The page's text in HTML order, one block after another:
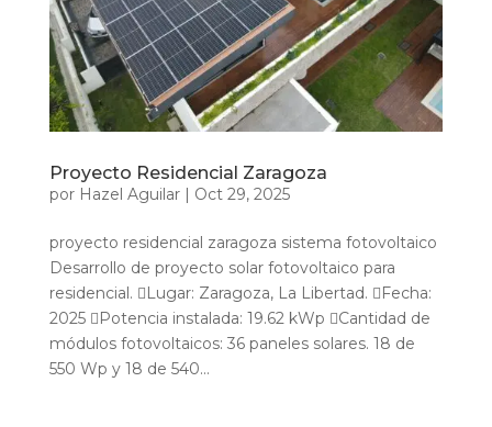
Proyecto Residencial Zaragoza
por Hazel Aguilar| Oct 29, 2025
proyecto residencial zaragoza sistema fotovoltaico
Desarrollo de proyecto solar fotovoltaico para
residencial. Lugar: Zaragoza, La Libertad. Fecha:
2025 Potencia instalada: 19.62 kWp Cantidad de
módulos fotovoltaicos: 36 paneles solares. 18 de
550 Wp y 18 de 540...